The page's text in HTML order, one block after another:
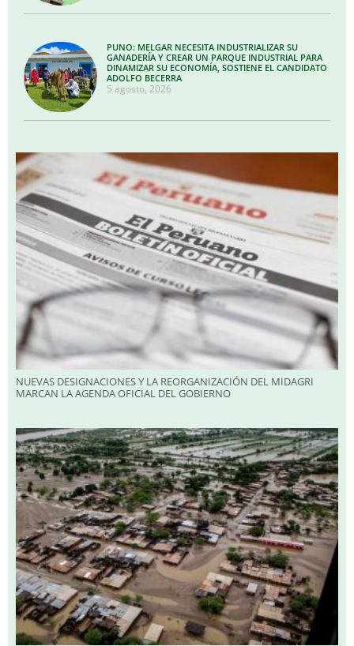
PUNO: MELGAR NECESITA INDUSTRIALIZAR SU
GANADERÍA Y CREAR UN PARQUE INDUSTRIAL PARA
DINAMIZAR SU ECONOMÍA, SOSTIENE EL CANDIDATO
ADOLFO BECERRA
5 agosto, 2026
NUEVAS DESIGNACIONES Y LA REORGANIZACIÓN DEL MIDAGRI
MARCAN LA AGENDA OFICIAL DEL GOBIERNO